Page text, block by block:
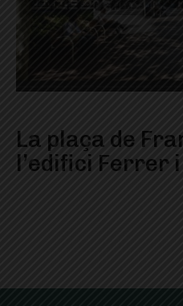
La plaça de
l’edifici Ferrer